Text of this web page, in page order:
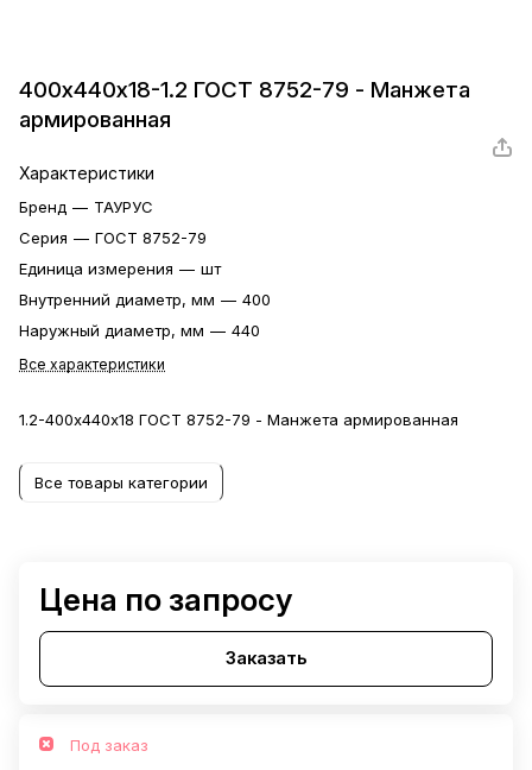
400х440х18-1.2 ГОСТ 8752-79 - Манжета
армированная
Характеристики
Бренд — ТАУРУС
Серия — ГОСТ 8752-79
Единица измерения — шт
Внутренний диаметр, мм — 400
Наружный диаметр, мм — 440
Все характеристики
1.2-400х440х18 ГОСТ 8752-79 - Манжета армированная
Все товары категории
Цена по запросу
Заказать
Под заказ